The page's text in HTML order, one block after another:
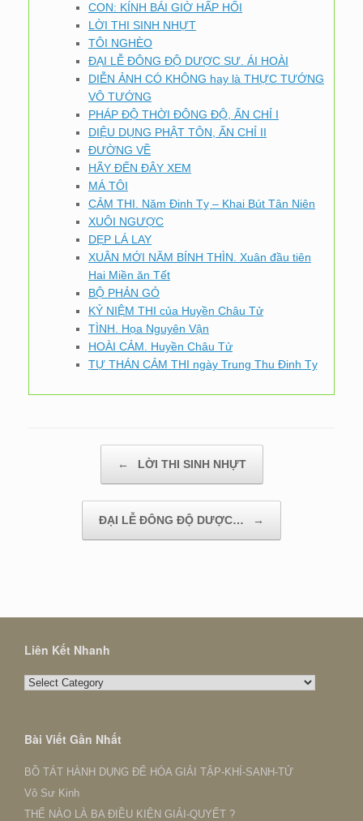
CON: KÍNH BÁI GIỜ HẤP HỐI
LỜI THI SINH NHỰT
TÔI NGHÈO
ĐẠI LỄ ĐÔNG ĐỘ DƯỢC SƯ. ÁI HOÀI
DIỄN ẢNH CÓ KHÔNG hay là THỰC TƯỚNG
VÔ TƯỚNG
PHÁP ĐỘ THỜI ĐÔNG ĐỘ, ẤN CHỈ I
DIỆU DỤNG PHẬT TÔN, ẤN CHỈ II
ĐƯỜNG VỀ
HÃY ĐẾN ĐÂY XEM
MÁ TÔI
CẢM THI. Năm Đinh Tỵ – Khai Bút Tân Niên
XUÔI NGƯỢC
DẸP LÁ LAY
XUÂN MỚI NĂM BÍNH THÌN. Xuân đầu tiên
Hai Miền ăn Tết
BỘ PHẢN GỎ
KỶ NIỆM THI của Huyền Châu Tử
TÌNH. Họa Nguyên Vận
HOÀI CẢM. Huyền Châu Tử
TỰ THÁN CẢM THI ngày Trung Thu Đinh Tỵ
← LỜI THI SINH NHỰT
ĐẠI LỄ ĐÔNG ĐỘ DƯỢC… →
Liên Kết Nhanh
Liên
Bài Viết Gần Nhất
BỒ TÁT HÀNH DỤNG ĐỂ HÓA GIẢI TẬP-KHÍ-SANH-TỬ
Vô Sư Kinh
THẾ NÀO LÀ BA ĐIỀU KIỆN GIẢI-QUYẾT ?